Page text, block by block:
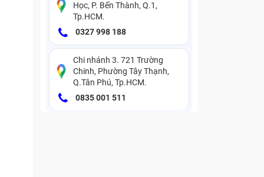
Học, P. Bến Thành, Q.1,
Tp.HCM.
0327 998 188
Chi nhánh 3. 721 Trường
Chinh, Phường Tây Thạnh,
Q.Tân Phú, Tp.HCM.
0835 001 511